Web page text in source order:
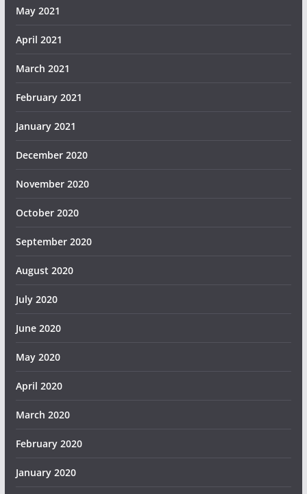
May 2021
April 2021
March 2021
February 2021
January 2021
December 2020
November 2020
October 2020
September 2020
August 2020
July 2020
June 2020
May 2020
April 2020
March 2020
February 2020
January 2020